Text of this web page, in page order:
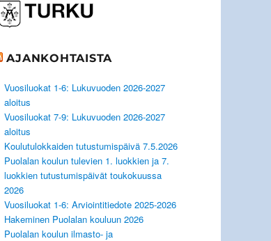
AJANKOHTAISTA
Vuosiluokat 1-6: Lukuvuoden 2026-2027
aloitus
Vuosiluokat 7-9: Lukuvuoden 2026-2027
aloitus
Koulutulokkaiden tutustumispäivä 7.5.2026
Puolalan koulun tulevien 1. luokkien ja 7.
luokkien tutustumispäivät toukokuussa
2026
Vuosiluokat 1-6: Arviointitiedote 2025-2026
Hakeminen Puolalan kouluun 2026
Puolalan koulun ilmasto- ja